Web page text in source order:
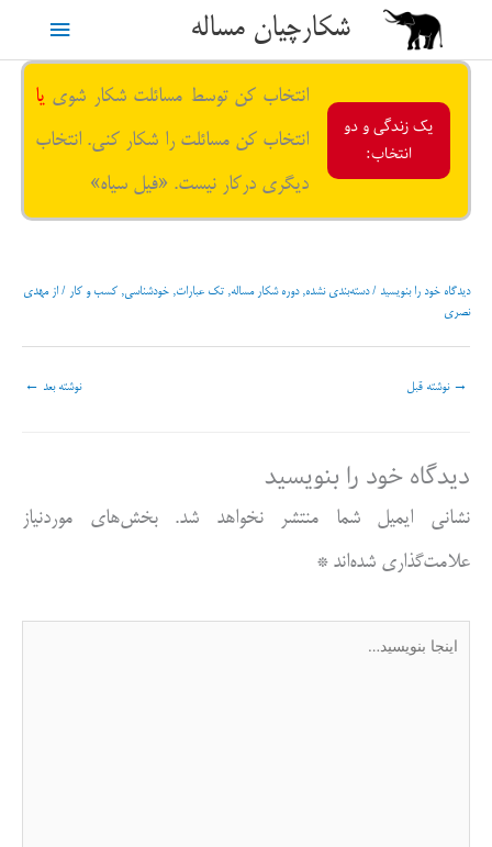
محتوا
شکارچیان مساله
فهرست
یک زندگی و دو
انتخاب:
انتخاب کن توسط مسائلت شکار شوی یا
انتخاب کن مسائلت را شکار کنی. انتخاب
دیگری درکار نیست. «فیل سیاه»
دیدگاه‌ خود را بنویسید /دسته‌بندی نشده,دوره شکار مساله, تک عبارات, خودشناسی, کسب و کار / از مهدی
نصری
→ نوشته قبل نوشته بعد ←
دیدگاه‌ خود را بنویسید
نشانی ایمیل شما منتشر نخواهد شد.
بخش‌های موردنیاز
علامت‌گذاری شده‌اند*